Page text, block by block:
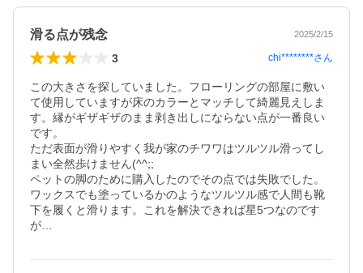
滑る点が残念 2025/2/15
3 chi********さん
この大きさを探していました。フローリングの部屋に敷い
て使用していますが床のカラーとマッチして綺麗見えしま
す。縁がギザギザのまま剥き出しにならない点が一番良い
です。
ただ表面が滑りやすく我が家のチワワはツルツル滑ってし
まい全然歩けません(^^;;
ペットの脚のために購入したのでその点では失敗でした。
ワックスでも塗っているかのようなツルツル感で人間も靴
下を履くと滑ります。これを解決できれば星5つなのです
が…